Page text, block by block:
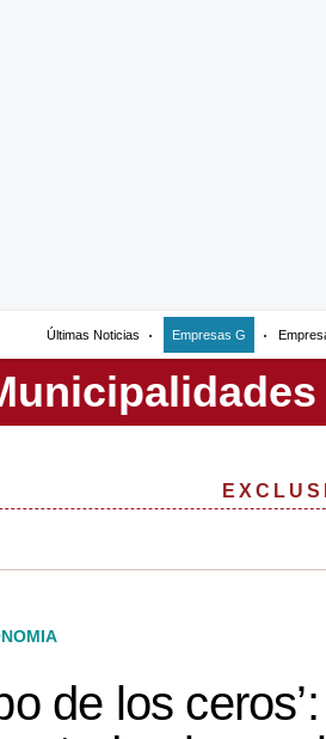
Últimas Noticias Empresas G
de los